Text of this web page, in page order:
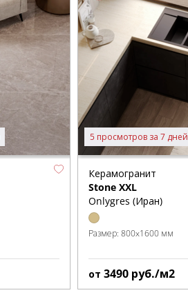
5 просмотров за 7 дней
Керамогранит
Stone XXL
Onlygres (Иран)
Размер:800x1600 мм
от3490 руб./м2